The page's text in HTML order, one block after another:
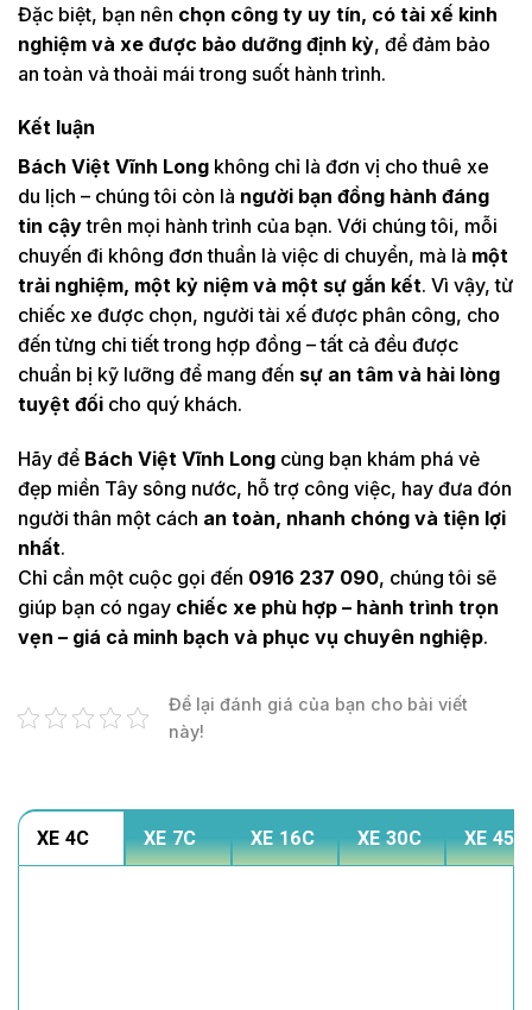
Đặc biệt, bạn nên chọn công ty uy tín, có tài xế kinh
nghiệm và xe được bảo dưỡng định kỳ, để đảm bảo
an toàn và thoải mái trong suốt hành trình.
Kết luận
Bách Việt Vĩnh Long không chỉ là đơn vị cho thuê xe
du lịch – chúng tôi còn là người bạn đồng hành đáng
tin cậytrên mọi hành trình của bạn. Với chúng tôi, mỗi
chuyến đi không đơn thuần là việc di chuyển, mà là một
trải nghiệm, một kỷ niệm và một sự gắn kết. Vì vậy, từ
chiếc xe được chọn, người tài xế được phân công, cho
đến từng chi tiết trong hợp đồng – tất cả đều được
chuẩn bị kỹ lưỡng để mang đến sự an tâm và hài lòng
tuyệt đối cho quý khách.
Hãy để Bách Việt Vĩnh Long cùng bạn khám phá vẻ
đẹp miền Tây sông nước, hỗ trợ công việc, hay đưa đón
người thân một cách an toàn, nhanh chóng và tiện lợi
nhất.
Chỉ cần một cuộc gọi đến 0916 237 090, chúng tôi sẽ
giúp bạn có ngay chiếc xe phù hợp – hành trình trọn
vẹn – giá cả minh bạch và phục vụ chuyên nghiệp.
Để lại đánh giá của bạn cho bài viết
này!
XE 4C XE 7C XE 16C XE 30C XE 45C